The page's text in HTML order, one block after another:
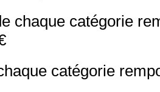
chaque catégorie
catégorie